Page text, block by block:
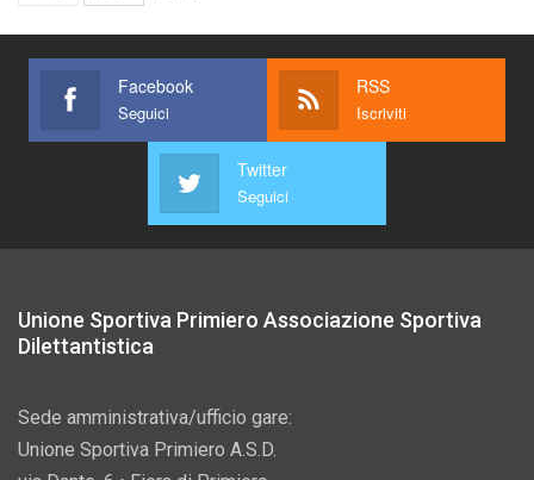
Facebook
Seguici
RSS
Iscriviti
Twitter
Seguici
Unione Sportiva Primiero Associazione Sportiva
Dilettantistica
Sede amministrativa/ufficio gare:
Unione Sportiva Primiero A.S.D.